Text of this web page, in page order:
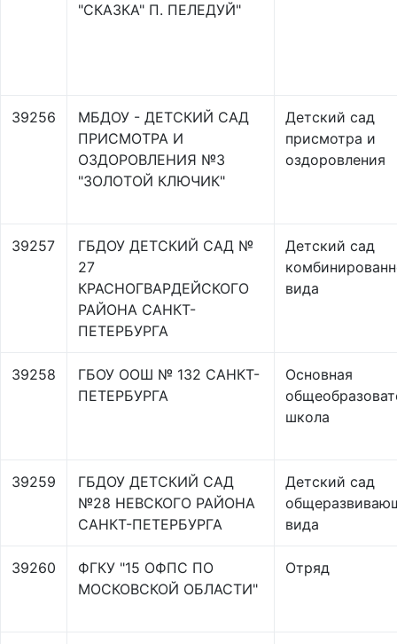
"СКАЗКА" П. ПЕЛЕДУЙ"
39256
МБДОУ - ДЕТСКИЙ САД
ПРИСМОТРА И
ОЗДОРОВЛЕНИЯ №3
"ЗОЛОТОЙ КЛЮЧИК"
Детский сад
присмотра и
оздоровления
39257
ГБДОУ ДЕТСКИЙ САД №
27
КРАСНОГВАРДЕЙСКОГО
РАЙОНА САНКТ-
ПЕТЕРБУРГА
Детский сад
вида
39258
ГБОУ ООШ № 132 САНКТ-
ПЕТЕРБУРГА
Основная
школа
39259
ГБДОУ ДЕТСКИЙ САД
№28 НЕВСКОГО РАЙОНА
САНКТ-ПЕТЕРБУРГА
Детский сад
вида
39260
ФГКУ "15 ОФПС ПО
МОСКОВСКОЙ ОБЛАСТИ"
Отряд